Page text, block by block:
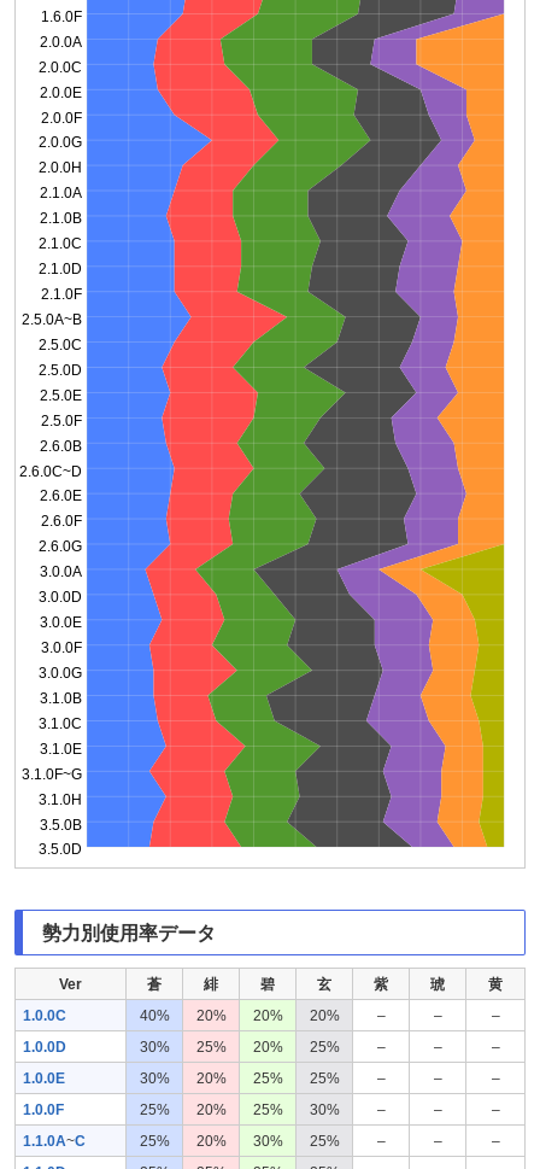
1.6.0F
2.0.0A
2.0.0C
2.0.0E
2.0.0F
2.0.0G
2.0.0H
2.1.0A
2.1.0B
2.1.0C
2.1.0D
2.1.0F
2.5.0A~B
2.5.0C
2.5.0D
2.5.0E
2.5.0F
2.6.0B
2.6.0C~D
2.6.0E
2.6.0F
2.6.0G
3.0.0A
3.0.0D
3.0.0E
3.0.0F
3.0.0G
3.1.0B
3.1.0C
3.1.0E
3.1.0F~G
3.1.0H
3.5.0B
3.5.0D
勢力別使用率データ
Ver 蒼 緋 碧 玄 紫 琥
黄
1.0.0C
40% 20% 20% 20% – –
–
1.0.0D
30% 25% 20% 25% – –
–
1.0.0E
30% 20% 25% 25% – –
–
1.0.0F
25% 20% 25% 30% – –
–
1.1.0A~C 25% 20% 30% 25% – –
–